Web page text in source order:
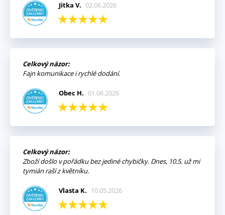
Jitka V. 02.06.2026
Celkový názor:
Fajn komunikace i rychlé dodání.
Obec H. 01.06.2026
Celkový názor:
Zboží došlo v pořádku bez jediné chybičky. Dnes, 10.5. už mi
tymián raší z květníku.
Vlasta K. 10.05.2026